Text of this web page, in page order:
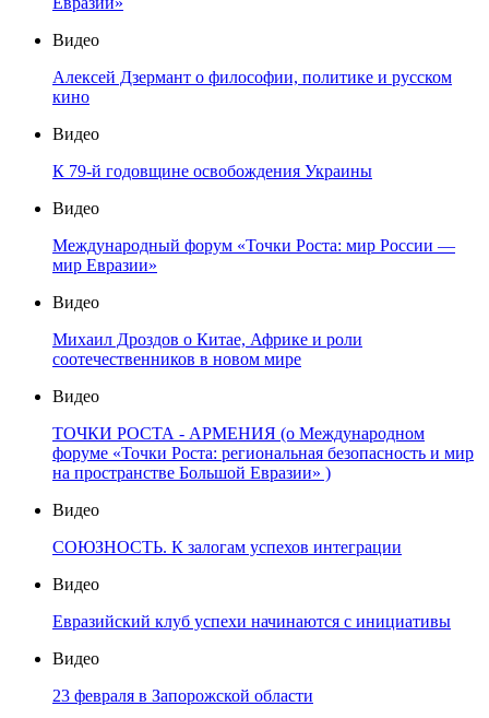
Видео
Алексей Дзермант о философии, политике и русском
кино
Видео
К 79-й годовщине освобождения Украины
Видео
Международный форум «Точки Роста: мир России —
мир Евразии»
Видео
Михаил Дроздов о Китае, Африке и роли
соотечественников в новом мире
Видео
ТОЧКИ РОСТА - АРМЕНИЯ (о Международном
форуме «Точки Роста: региональная безопасность и мир
на пространстве Большой Евразии» )
Видео
СОЮЗНОСТЬ. К залогам успехов интеграции
Видео
Евразийский клуб успехи начинаются с инициативы
Видео
23 февраля в Запорожской области